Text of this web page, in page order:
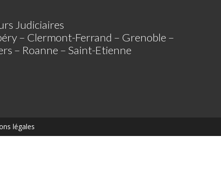
Judiciaires
– Clermont-Ferrand – Grenoble –
– Roanne – Saint-Etienne
légales